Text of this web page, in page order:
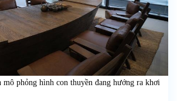
mô phỏng hình con thuyền đang hướng ra khơi